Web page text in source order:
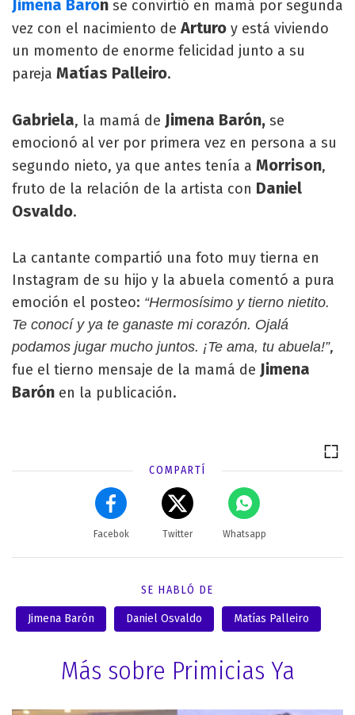
Jimena Barón se convirtió en mamá por segunda
vez con el nacimiento deArturo y está viviendo
un momento de enorme felicidad junto a su
pareja Matías Palleiro.
Gabriela, la mamá de Jimena Barón, se
emocionó al ver por primera vez en persona a su
segundo nieto, ya que antes tenía a Morrison,
fruto de la relación de la artista con Daniel
Osvaldo.
La cantante compartió una foto muy tierna en
Instagram de su hijo y la abuela comentó a pura
emoción el posteo: “Hermosísimo y tierno nietito.
Te conocí y ya te ganaste mi corazón. Ojalá
podamos jugar mucho juntos. ¡Te ama, tu abuela!”,
fue el tierno mensaje de la mamá de Jimena
Barón en la publicación.
COMPARTÍ
Facebok Twitter Whatsapp
SE HABLÓ DE
Jimena Barón Daniel Osvaldo Matías Palleiro
Más sobre Primicias Ya